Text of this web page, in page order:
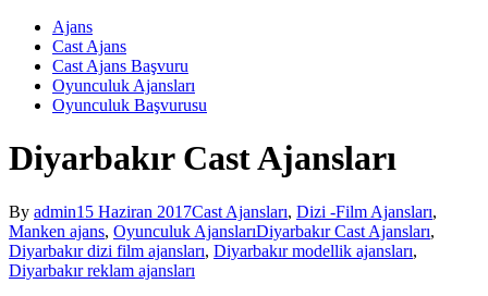
Ajans
Cast Ajans
Cast Ajans Başvuru
Oyunculuk Ajansları
Oyunculuk Başvurusu
Diyarbakır Cast Ajansları
By admin15 Haziran 2017Cast Ajansları, Dizi -Film Ajansları,
Manken ajans, Oyunculuk AjanslarıDiyarbakır Cast Ajansları,
Diyarbakır dizi film ajansları, Diyarbakır modellik ajansları,
Diyarbakır reklam ajansları